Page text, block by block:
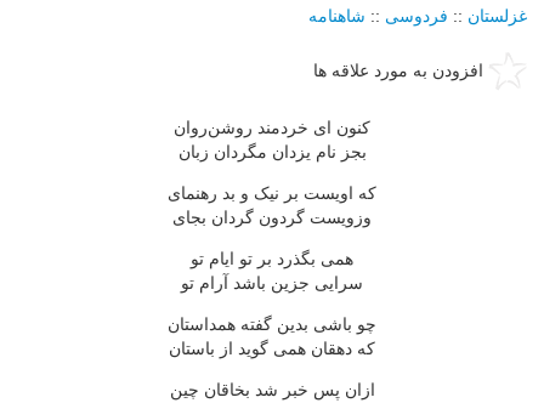
غزلستان :: فردوسی :: شاهنامه
افزودن به مورد علاقه ها
کنون ای خردمند روشن‌روان
بجز نام یزدان مگردان زبان
که اویست بر نیک و بد رهنمای
وزویست گردون گردان بجای
همی بگذرد بر تو ایام تو
سرایی جزین باشد آرام تو
چو باشی بدین گفته همداستان
که دهقان همی گوید از باستان
ازان پس خبر شد بخاقان چین